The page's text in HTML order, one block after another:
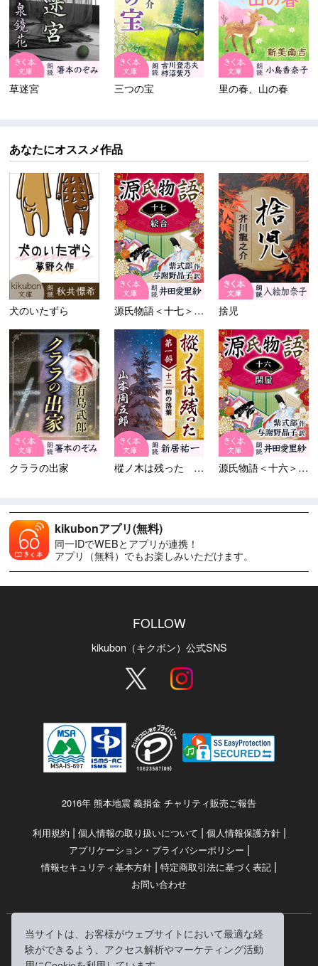
当サイトは、お客様がウェブサイトにおいて最適な経
験ができるよう、アクセス解析やマーケティング活動
草迷宮 三つの宝 里の春、山の春
あなたにオススメ作品
犬のいたずら 源氏物語＜十七＞絵合 捨児
クララの出家 樅ノ木は残った 第一部 ＜十... 源氏物語＜十六＞関屋
kikubonアプリ(無料)
同一IDでWEBとアプリが連携！
アプリ（無料）でもお楽しみいただけます。
FOLLOW
kikubon（キクボン）公式SNS
2016年 熊本地震 義捐金 チャリティ販売ご報告
利用規約 | 個人情報の取り扱いについて | 個人情報保護方針|
アプリケーション・プライバシーポリシー |
情報セキュリティ基本方針 | 特定商取引法に基づく表記 |
お問い合わせ
© RRJ Inc.
（kikubon/キクボン/きく本/きくほん/キクホン）は